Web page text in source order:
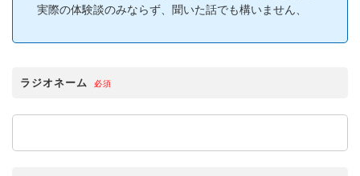
実際の体験談のみならず、 聞いた話でも構いません、
ラジオネーム 必須